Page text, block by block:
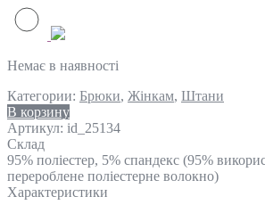
Немає в наявності
Категории: Брюки, Жінкам, Штани
В корзину
Артикул: id_25134
Склад
95% поліестер, 5% спандекс (95%
перероблене поліестерне волокно)
Характеристики